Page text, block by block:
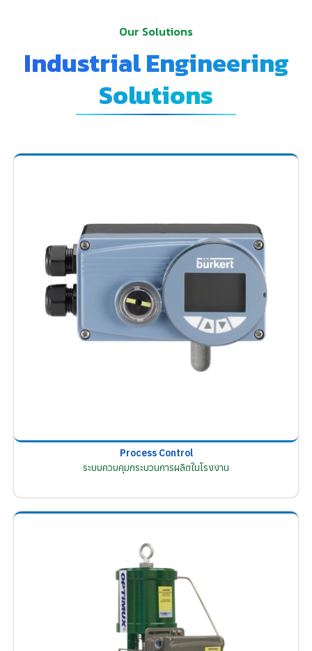
Our Solutions
Industrial Engineering
Solutions
Process Control
ระบบควบคุมกระบวนการผลิตในโรงงาน